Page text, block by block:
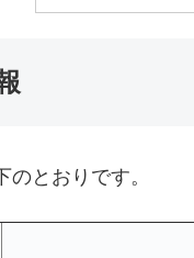
とおりです。